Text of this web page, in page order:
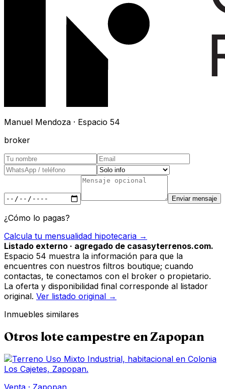
Manuel Mendoza · Espacio 54
broker
Enviar mensaje
¿Cómo lo pagas?
Calcula tu mensualidad hipotecaria →
Listado externo · agregado de casasyterrenos.com.
Espacio 54 muestra la información para que la
encuentres con nuestros filtros boutique; cuando
contactas, te conectamos con el broker o propietario.
La oferta y disponibilidad final corresponde al listador
original. Ver listado original →
Inmuebles similares
Otros lote campestre enZapopan
Venta · Zapopan